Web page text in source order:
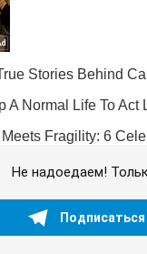
Не надоедаем!
Подписаться